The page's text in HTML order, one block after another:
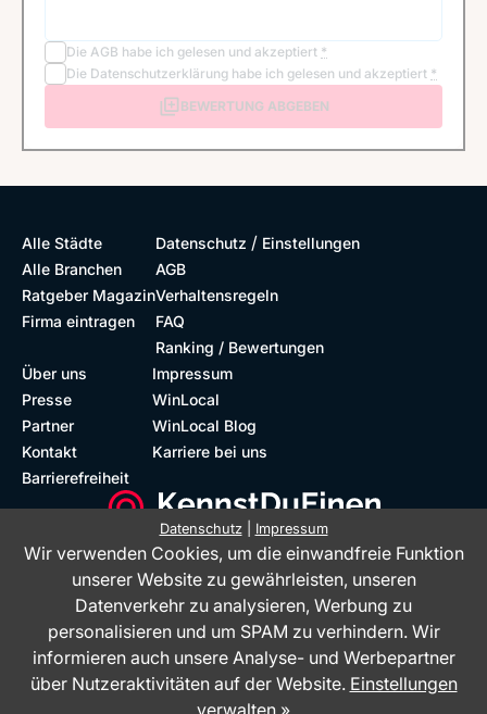
Die AGB habe ich gelesen und akzeptiert *
Die Datenschutzerklärung habe ich gelesen und akzeptiert *
BEWERTUNG ABGEBEN
Alle Städte
Alle Branchen
Ratgeber Magazin
Firma eintragen
Datenschutz / Einstellungen
AGB
Verhaltensregeln
FAQ
Ranking / Bewertungen
Über uns
Presse
Partner
Kontakt
Barrierefreiheit
Impressum
WinLocal
WinLocal Blog
Karriere bei uns
Datenschutz| Impressum
Wir verwenden Cookies, um die einwandfreie Funktion
unserer Website zu gewährleisten, unseren
Datenverkehr zu analysieren, Werbung zu
personalisieren und um SPAM zu verhindern. Wir
informieren auch unsere Analyse- und Werbepartner
über Nutzeraktivitäten auf der Website. Einstellungen
verwalten »